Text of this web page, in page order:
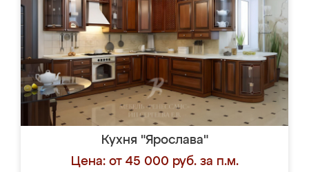
Кухня "Ярослава"
Цена: от 45 000 руб. за п.м.